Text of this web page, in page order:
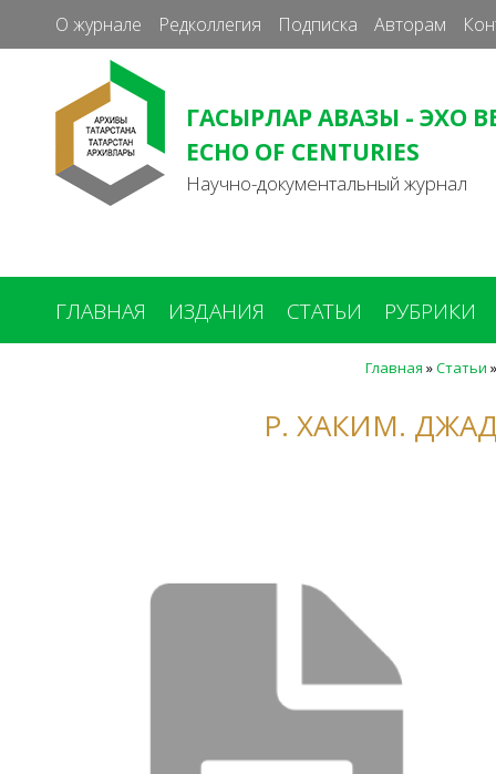
О журнале Редколлегия Подписка Авторам
ГАСЫРЛАР АВАЗЫ - ЭХО
ECHO OF CENTURIES
Научно-документальный журнал
ГЛАВНАЯ ИЗДАНИЯ СТАТЬИ РУБРИКИ
Главная »Статьи
Р. ХАКИМ.